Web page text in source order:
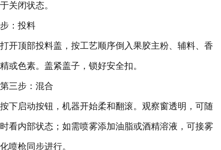
于关闭状态。
步：投料
打开顶部投料盖，按工艺顺序倒入果胶主粉、辅料、香
精或色素。盖紧盖子，锁好安全扣。
第三步：混合
按下启动按钮，机器开始柔和翻滚。观察窗透明，可随
时看内部状态；如需喷雾添加油脂或酒精溶液，可接雾
化喷枪同步进行。